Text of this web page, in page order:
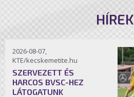
HÍREK
2026-08-07,
KTE/kecskemetite.hu
SZERVEZETT ÉS
HARCOS BVSC-HEZ
LÁTOGATUNK